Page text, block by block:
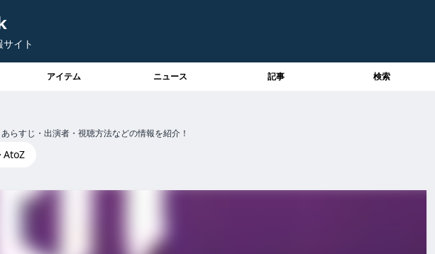
イト
アイテム ニュース 記事 検索
すじ・出演者・視聴方法などの情報を紹介！
AtoZ
emotional― ジェーン・パトリックの功罪―Don’tBeTooEmotional― ジェーン